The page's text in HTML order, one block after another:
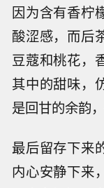
因为含有香柠
酸涩感，而后
豆蔻和桃花，
其中的甜味，
是回甘的余韵
最后留存下来
内心安静下来